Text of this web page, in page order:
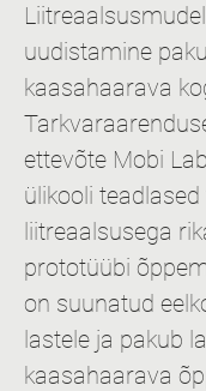
uudistamine
kaasahaarava
ettevõte Mobi
ülikooli
liitreaalsusega
prototüübi
on suunatud
lastele ja pakub
kaasahaarava